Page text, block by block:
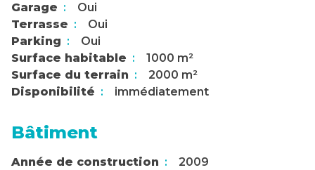
Garage
Oui
Terrasse
Oui
Parking
Oui
Surface habitable
1000 m²
Surface du terrain
2000 m²
Disponibilité
immédiatement
Bâtiment
Année de construction 2009